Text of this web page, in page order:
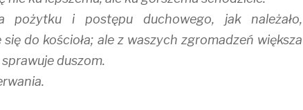
pożytku i postępu duchowego, jak należało,
do kościoła; ale z waszych zgromadzeń większa
duszom.